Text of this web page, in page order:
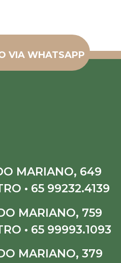
VIA WHATSAPP
MARIANO, 649
• 65 99232.4139
MARIANO, 759
• 65 99993.1093
MARIANO, 379